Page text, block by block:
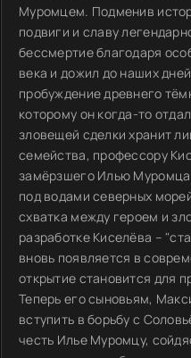
Муромцем. Подменив
подвиги и славу
бессмертие благодаря
века и дожил до наших
пробуждение древнего
которому он когда-то
зловещей сделки хранит
семейства, профессору
замёрзшего Илью
под водами северных
схватка между героем и
разработке Киселёва –
вновь появляется в
открытие становится для
Теперь его сыновьям,
вступить в борьбу с
честь Илье Муромцу,